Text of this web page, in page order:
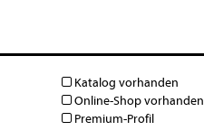
Katalog vorhanden
Online-Shop vorhanden
Premium-Profil